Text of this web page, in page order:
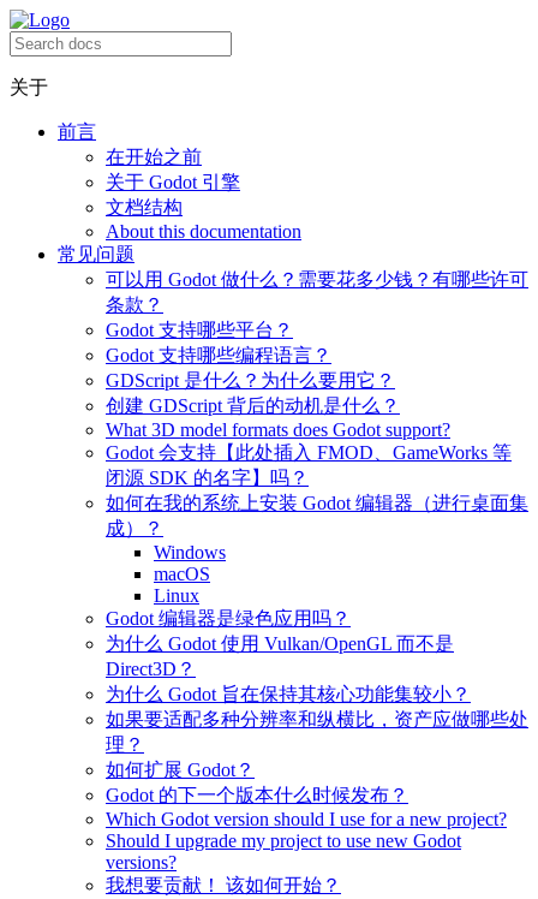
关于
前言
在开始之前
关于 Godot 引擎
文档结构
About this documentation
常见问题
可以用 Godot 做什么？需要花多少钱？有哪些许可
条款？
Godot 支持哪些平台？
Godot 支持哪些编程语言？
GDScript 是什么？为什么要用它？
创建 GDScript 背后的动机是什么？
What 3D model formats does Godot support?
Godot 会支持【此处插入 FMOD、GameWorks 等
闭源 SDK 的名字】吗？
如何在我的系统上安装 Godot 编辑器（进行桌面集
成）？
Windows
macOS
Linux
Godot 编辑器是绿色应用吗？
为什么 Godot 使用 Vulkan/OpenGL 而不是
Direct3D？
为什么 Godot 旨在保持其核心功能集较小？
如果要适配多种分辨率和纵横比，资产应做哪些处
理？
如何扩展 Godot？
Godot 的下一个版本什么时候发布？
Which Godot version should I use for a new project?
Should I upgrade my project to use new Godot
versions?
我想要贡献！ 该如何开始？